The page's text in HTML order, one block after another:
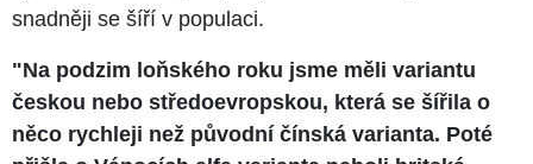
snadněji se šíří v populaci.
"Na podzim loňského roku jsme měli variantu
českou nebo středoevropskou, která se šířila o
něco rychleji než původní čínská varianta. Poté